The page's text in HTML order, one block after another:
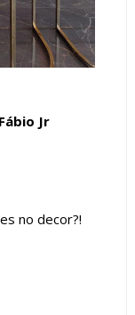
Jr
no decor?!